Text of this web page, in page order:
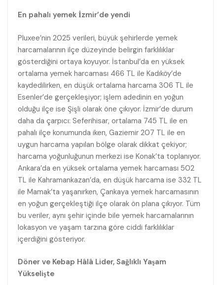
En pahalı yemek İzmir’de yendi
Pluxee’nin 2025 verileri, büyük şehirlerde yemek
harcamalarının ilçe düzeyinde belirgin farklılıklar
gösterdiğini ortaya koyuyor. İstanbul’da en yüksek
ortalama yemek harcaması 466 TL ile Kadıköy’de
kaydedilirken, en düşük ortalama harcama 306 TL ile
Esenler’de gerçekleşiyor; işlem adedinin en yoğun
olduğu ilçe ise Şişli olarak öne çıkıyor. İzmir’de durum
daha da çarpıcı: Seferihisar, ortalama 745 TL ile en
pahalı ilçe konumunda iken, Gaziemir 207 TL ile en
uygun harcama yapılan bölge olarak dikkat çekiyor;
harcama yoğunluğunun merkezi ise Konak’ta toplanıyor.
Ankara’da en yüksek ortalama yemek harcaması 502
TL ile Kahramankazan’da, en düşük harcama ise 332 TL
ile Mamak’ta yaşanırken, Çankaya yemek harcamasının
en yoğun gerçekleştiği ilçe olarak ön plana çıkıyor. Tüm
bu veriler, aynı şehir içinde bile yemek harcamalarının
lokasyon ve yaşam tarzına göre ciddi farklılıklar
içerdiğini gösteriyor.
Döner ve Kebap Hâlâ Lider, Sağlıklı Yaşam
Yükselişte